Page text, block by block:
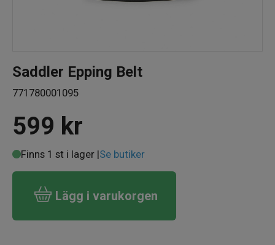
Saddler Epping Belt
771780001095
599 kr
Finns 1 st i lager |Se butiker
Lägg i varukorgen